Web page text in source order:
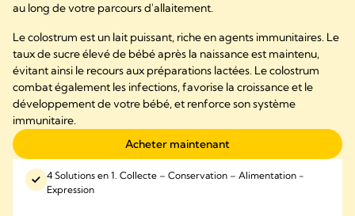
au long de votre parcours d'allaitement.
Le colostrum est un lait puissant, riche en agents immunitaires. Le
taux de sucre élevé de bébé après la naissance est maintenu,
évitant ainsi le recours aux préparations lactées. Le colostrum
combat également les infections, favorise la croissance et le
développement de votre bébé, et renforce son système
immunitaire.
Acheter maintenant
4 Solutions en 1. Collecte – Conservation – Alimentation -
Expression